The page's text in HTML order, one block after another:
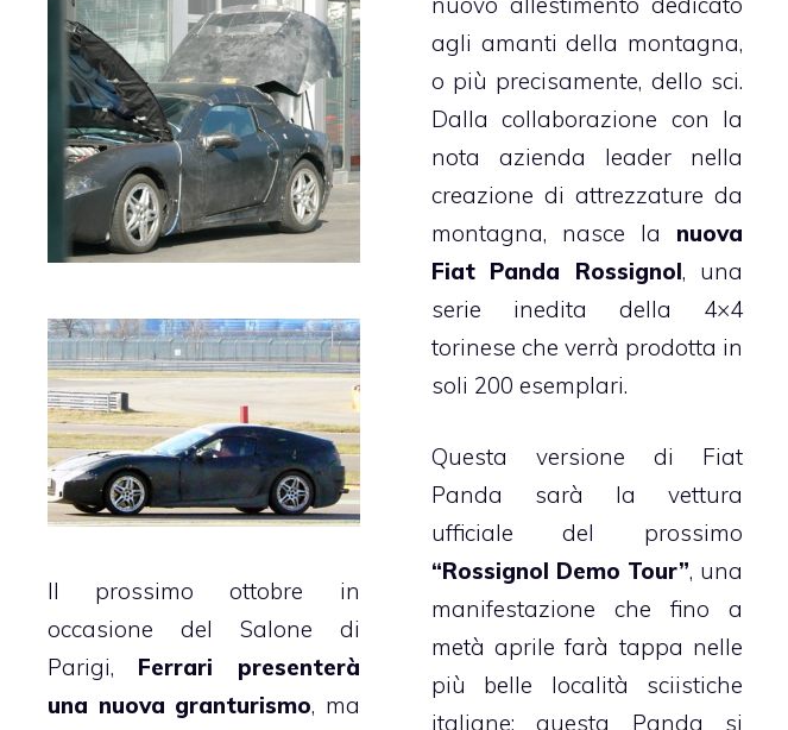
agli amanti della montagna,
o più precisamente, dello sci.
Dalla collaborazione con la
nota azienda leader nella
creazione di attrezzature da
montagna, nasce la nuova
Fiat Panda Rossignol, una
serie inedita della 4×4
torinese che verrà prodotta in
soli 200 esemplari.
Questa versione di Fiat
Panda sarà la vettura
ufficiale del prossimo
“Rossignol Demo Tour”, una
manifestazione che fino a
metà aprile farà tappa nelle
più belle località sciistiche
italiane: questa Panda si
Il prossimo ottobre in
occasione del Salone di
Parigi, Ferrari presenterà
una nuova granturismo, ma